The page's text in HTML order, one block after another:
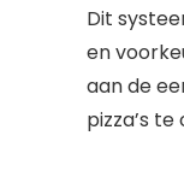
Dit
en
aan de
pizza’s